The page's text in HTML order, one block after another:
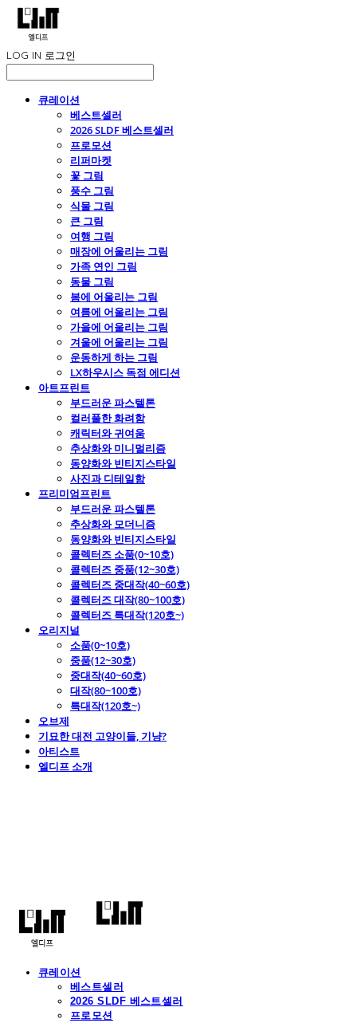
LOG IN 로그인
큐레이션
베스트셀러
2026 SLDF 베스트셀러
프로모션
리퍼마켓
꽃 그림
풍수 그림
식물 그림
큰 그림
여행 그림
매장에 어울리는 그림
가족 연인 그림
동물 그림
봄에 어울리는 그림
여름에 어울리는 그림
가을에 어울리는 그림
겨울에 어울리는 그림
운동하게 하는 그림
LX하우시스 독점 에디션
아트프린트
부드러운 파스텔톤
컬러풀한 화려함
캐릭터와 귀여움
추상화와 미니멀리즘
동양화와 빈티지스타일
사진과 디테일함
프리미엄프린트
부드러운 파스텔톤
추상화와 모더니즘
동양화와 빈티지스타일
콜렉터즈 소품(0~10호)
콜렉터즈 중품(12~30호)
콜렉터즈 중대작(40~60호)
콜렉터즈 대작(80~100호)
콜렉터즈 특대작(120호~)
오리지널
소품(0~10호)
중품(12~30호)
중대작(40~60호)
대작(80~100호)
특대작(120호~)
오브제
기묘한 대전 고양이들, 기냥?
아티스트
엘디프 소개
큐레이션
베스트셀러
2026 SLDF 베스트셀러
프로모션